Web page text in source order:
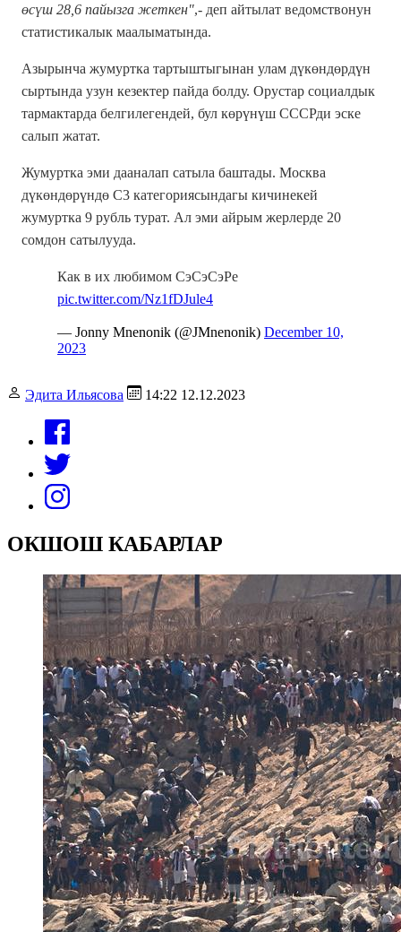
өсүш 28,6 пайызга жеткен",- деп айтылат ведомствонун
статистикалык маалыматында.
Азырынча жумуртка тартыштыгынан улам дүкөндөрдүн
сыртында узун кезектер пайда болду. Орустар социалдык
тармактарда белгилегендей, бул көрүнүш СССРди эске
салып жатат.
Жумуртка эми дааналап сатыла баштады. Москва
дүкөндөрүндө C3 категориясындагы кичинекей
жумуртка 9 рубль турат. Ал эми айрым жерлерде 20
сомдон сатылууда.
Как в их любимом СэСэСэРе
pic.twitter.com/Nz1fDJule4
— Jonny Mnenonik (@JMnenonik) December 10,
2023
Эдита Ильясова 14:22 12.12.2023
ОКШОШ КАБАРЛАР